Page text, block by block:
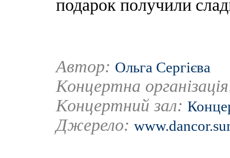
Автор: Ольга Сергієва
Концертна
Концертний зал:
Джерело: